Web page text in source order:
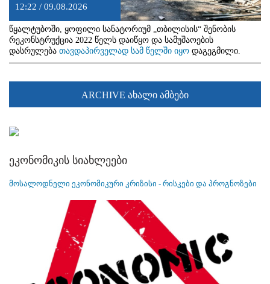
12:22 / 09.08.2026
წყალტუბოში, ყოფილი სანატორიუმ „თბილისის“ შენობის
რეკონსტრუქცია 2022 წელს დაიწყო და სამუშაოების
დასრულება თავდაპირველად სამ წელში იყო დაგეგმილი.
ARCHIVE ახალი ამბები
ეკონომიკის სიახლეები
მოსალოდნელი ეკონომიკური კრიზისი - რისკები და პროგნოზები